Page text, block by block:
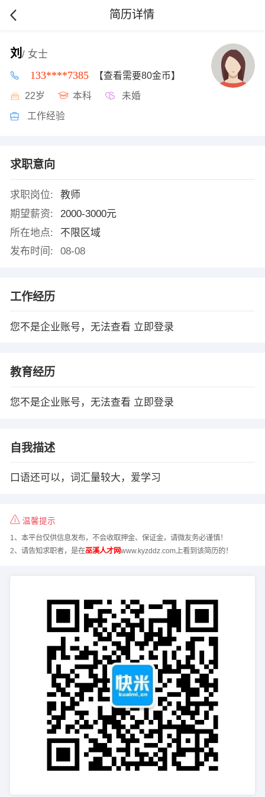
简历详情
刘 / 女士
133****7385 【查看需要80金币】
22岁 本科 未婚
工作经验
求职意向
求职岗位:
教师
期望薪资:
2000-3000元
所在地点:
不限区域
发布时间:
08-08
工作经历
您不是企业账号，无法查看 立即登录
教育经历
您不是企业账号，无法查看 立即登录
自我描述
口语还可以，词汇量较大，爱学习
温馨提示
1、本平台仅供信息发布，不会收取押金、保证金，请微友务必谨慎！
2、请告知求职者，是在巫溪人才网www.kyzddz.com上看到该简历的！